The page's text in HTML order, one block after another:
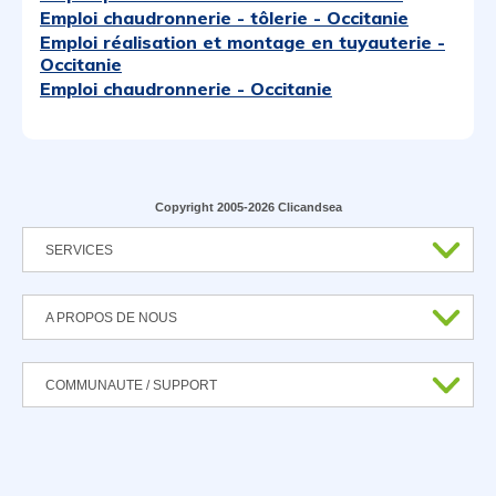
Emploi chaudronnerie - tôlerie - Occitanie
Emploi réalisation et montage en tuyauterie -
Occitanie
Emploi chaudronnerie - Occitanie
Copyright 2005-2026 Clicandsea
SERVICES
A PROPOS DE NOUS
COMMUNAUTE / SUPPORT